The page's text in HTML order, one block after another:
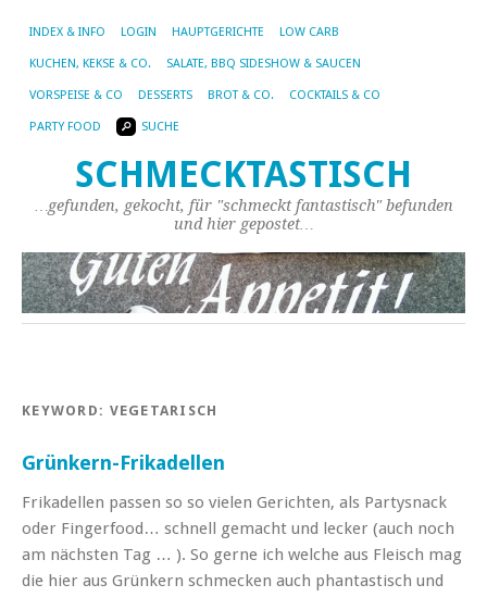
INDEX & INFO LOGIN HAUPTGERICHTE LOW CARB
KUCHEN, KEKSE & CO. SALATE, BBQ SIDESHOW & SAUCEN
VORSPEISE & CO DESSERTS BROT & CO. COCKTAILS & CO
PARTY FOOD SUCHE
SCHMECKTASTISCH
…gefunden, gekocht, für "schmeckt fantastisch" befunden
und hier gepostet…
KEYWORD: VEGETARISCH
Grünkern-Frikadellen
Frikadellen passen so so vielen Gerichten, als Partysnack
oder Fingerfood… schnell gemacht und lecker (auch noch
am nächsten Tag … ). So gerne ich welche aus Fleisch mag
die hier aus Grünkern schmecken auch phantastisch und